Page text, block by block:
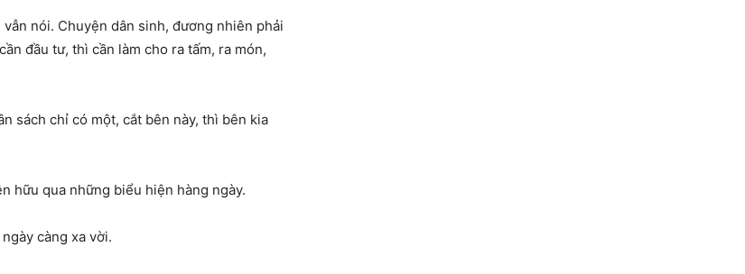
nói. Chuyện dân sinh, đương nhiên phải
đầu tư, thì cần làm cho ra tấm, ra món,
sách chỉ có một, cắt bên này, thì bên kia
hữu qua những biểu hiện hàng ngày.
càng xa vời.